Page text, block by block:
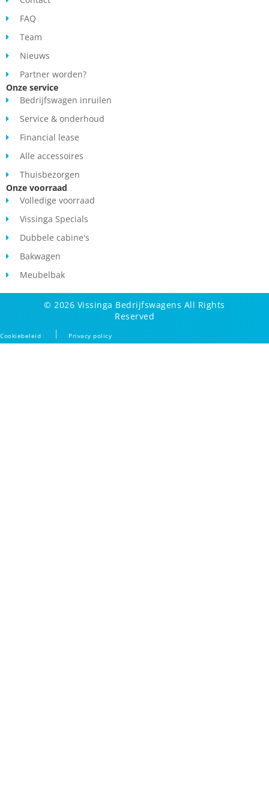
Financial Lease: € 581,- p/m bij een looptijd van 72 maanden, €
8.882,- aanbetaling en slottermijn van € 4.500,-
FAQ
Team
Nieuws
Partner worden?
Onze service
Bedrijfswagen inruilen
Service & onderhoud
Financial lease
Alle accessoires
Thuisbezorgen
Onze voorraad
Volledige voorraad
Vissinga Specials
Dubbele cabine's
Bakwagen
Meubelbak
© 2026 Vissinga Bedrijfswagens All Rights
Reserved
Cookiebeleid Privacy policy